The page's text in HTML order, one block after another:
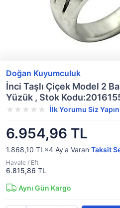
Doğan Kuyumculuk
İnci Taşlı Çiçek Model 2
Yüzük , Stok
İlk Yorumu Siz Yapın
6.954,96 TL
1.868,10 TL×4 Ay'a Varan Taksit
Havale / Eft
6.815,86 TL
Aynı Gün Kargo